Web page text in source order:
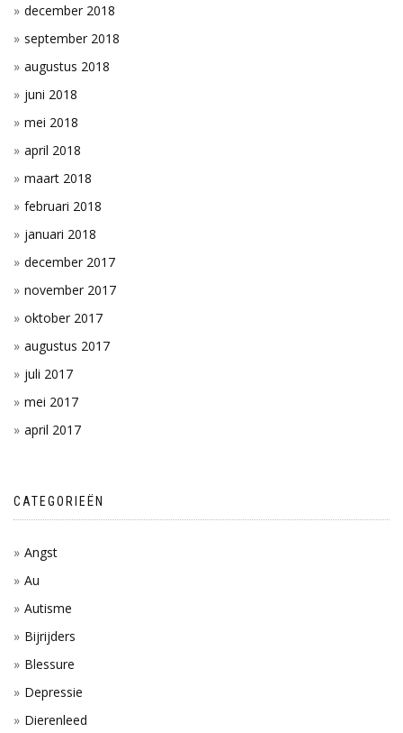
december 2018
september 2018
augustus 2018
juni 2018
mei 2018
april 2018
maart 2018
februari 2018
januari 2018
december 2017
november 2017
oktober 2017
augustus 2017
juli 2017
mei 2017
april 2017
CATEGORIEËN
Angst
Au
Autisme
Bijrijders
Blessure
Depressie
Dierenleed